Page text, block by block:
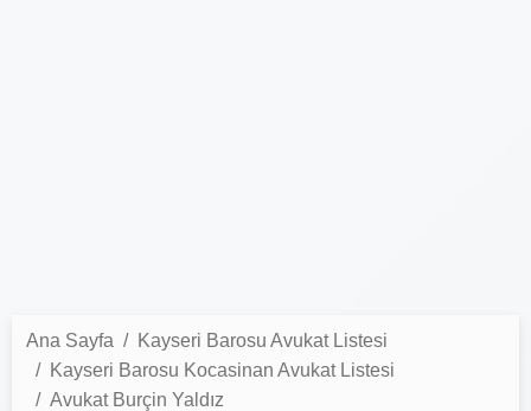
Ana Sayfa
Kayseri Barosu Avukat Listesi
Kayseri Barosu Kocasinan Avukat Listesi
Avukat Burçin Yaldız